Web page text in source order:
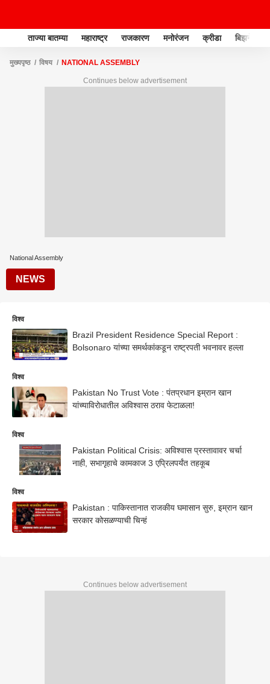
ताज्या बातम्या महाराष्ट्र राजकारण मनोरंजन क्रीडा बिझनेस
मुख्यपृष्ठ विषय NATIONAL ASSEMBLY
Continues below advertisement
National Assembly
NEWS
विश्व
Brazil President Residence Special Report :
Bolsonaro यांच्या समर्थकांकडून राष्ट्रपती भवनावर हल्ला
विश्व
Pakistan No Trust Vote : पंतप्रधान इम्रान खान
यांच्याविरोधातील अविश्वास ठराव फेटाळला!
विश्व
Pakistan Political Crisis: अविश्वास प्रस्तावावर चर्चा
नाही, सभागृहाचे कामकाज 3 एप्रिलपर्यंत तहकूब
विश्व
Pakistan : पाकिस्तानात राजकीय घमासान सुरु, इम्रान खान
सरकार कोसळण्याची चिन्हं
Continues below advertisement